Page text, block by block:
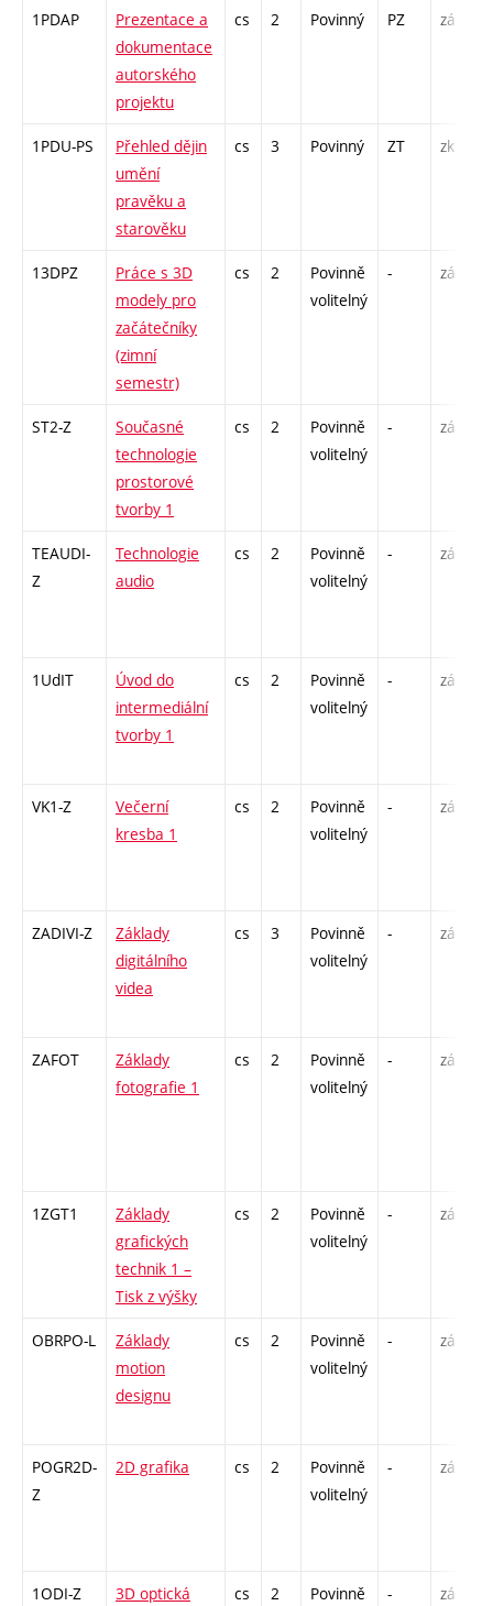
1PDAP
Prezentace a
dokumentace
autorského
projektu
cs 2 Povinný PZ zá
1PDU-PS
Přehled dějin
umění
pravěku a
starověku
cs 3 Povinný ZT zk
13DPZ
Práce s 3D
modely pro
začátečníky
(zimní
semestr)
cs 2
Povinně
volitelný
- zá
ST2-Z
Současné
technologie
prostorové
tvorby 1
cs 2
Povinně
volitelný
- zá
TEAUDI-
Z
Technologie
audio
cs 2
Povinně
volitelný
- zá
1UdIT
Úvod do
intermediální
tvorby 1
cs 2
Povinně
volitelný
- zá
VK1-Z
Večerní
kresba 1
cs 2
Povinně
volitelný
- zá
ZADIVI-Z
Základy
digitálního
videa
cs 3
Povinně
volitelný
- zá
ZAFOT
Základy
fotografie 1
cs 2
Povinně
volitelný
- zá
1ZGT1
Základy
grafických
technik 1 –
Tisk z výšky
cs 2
Povinně
volitelný
- zá
OBRPO-L
Základy
motion
designu
cs 2
Povinně
volitelný
- zá
POGR2D-
Z
2D grafika cs 2
Povinně
volitelný
- zá
1ODI-Z
3D optická
cs 2
Povinně
- zá